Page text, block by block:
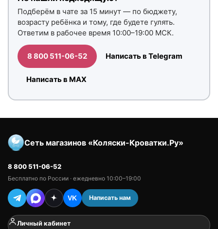
Подберём в чате за 15 минут — по бюджету,
возрасту ребёнка и тому, где будете гулять.
Ответим в рабочее время 10:00–19:00 МСК.
8 800 511-06-52 Написать в Telegram
Написать в MAX
Сеть магазинов «Коляски-Кроватки.Ру»
8 800 511-06-52
Бесплатно по России · ежедневно 10:00–19:00
VK Написать нам
Личный кабинет